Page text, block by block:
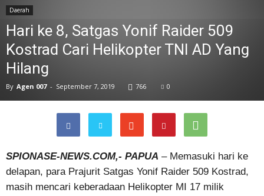
Daerah
Hari ke 8, Satgas Yonif Raider 509
Kostrad Cari Helikopter TNI AD Yang
Hilang
By Agen 007 - September 7, 2019 766 0
SPIONASE-NEWS.COM,- PAPUA – Memasuki hari ke
delapan, para Prajurit Satgas Yonif Raider 509 Kostrad,
masih mencari keberadaan Helikopter MI 17 milik